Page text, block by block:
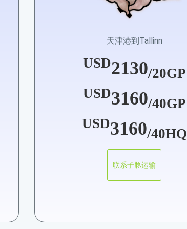
天津港到Tallinn
USD2130/20GP
USD3160/40GP
USD3160/40HQ
联系子豚运输